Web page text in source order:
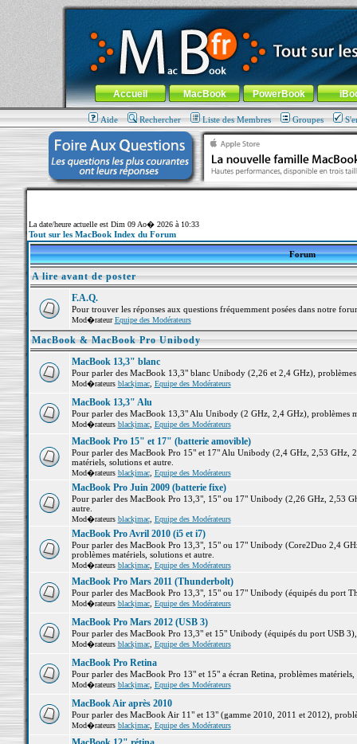
MacBook-fr.com : 100% Apple... 100% nomade !
Aller au contenu-Aller au menu général-Aller au menu de
Menu général
Accueil MacBook PowerBook
Aide Rechercher Liste des Membres Groupes
La date/heure actuelle est Dim 09 Ao� 2026 à 10:33
Tout sur les MacBook Index du Forum
Forum
A lire avant de poster
F.A.Q.
Pour trouver les réponses aux questions fréquemment posées dans notre
Mod�rateurEquipe des Modérateurs
MacBook & MacBook Pro Unibody
MacBook 13,3" blanc
Pour parler des MacBook 13,3" blanc Unibody (2,26 et 2,4 GHz),
Mod�rateurs blackjmac, Equipe des Modérateurs
MacBook 13,3" Alu
Pour parler des MacBook 13,3" Alu Unibody (2 GHz, 2,4 GHz), problèmes
Mod�rateurs blackjmac, Equipe des Modérateurs
MacBook Pro 15" et 17" (batterie amovible)
Pour parler des MacBook Pro 15" et 17" Alu Unibody (2,4 GHz, 2,53 GHz,
matériels, solutions et autre.
Mod�rateurs blackjmac, Equipe des Modérateurs
MacBook Pro Juin 2009 (batterie fixe)
Pour parler des MacBook Pro 13,3", 15" ou 17" Unibody (2,26 GHz, 2,53
autre.
Mod�rateurs blackjmac, Equipe des Modérateurs
MacBook Pro Avril 2010 (i5 et i7)
Pour parler des MacBook Pro 13,3", 15" ou 17" Unibody (Core2Duo 2,4
problèmes matériels, solutions et autre.
Mod�rateurs blackjmac, Equipe des Modérateurs
MacBook Pro Mars 2011 (Thunderbolt)
Pour parler des MacBook Pro 13,3", 15" ou 17" Unibody (équipés du port
Mod�rateurs blackjmac, Equipe des Modérateurs
MacBook Pro Mars 2012 (USB 3)
Pour parler des MacBook Pro 13,3" et 15" Unibody (équipés du port USB
Mod�rateurs blackjmac, Equipe des Modérateurs
MacBook Pro Retina
Pour parler des MacBook Pro 13" et 15" a écran Retina, problèmes matériels,
Mod�rateurs blackjmac, Equipe des Modérateurs
MacBook Air après 2010
Pour parler des MacBook Air 11" et 13" (gamme 2010, 2011 et 2012),
Mod�rateurs blackjmac, Equipe des Modérateurs